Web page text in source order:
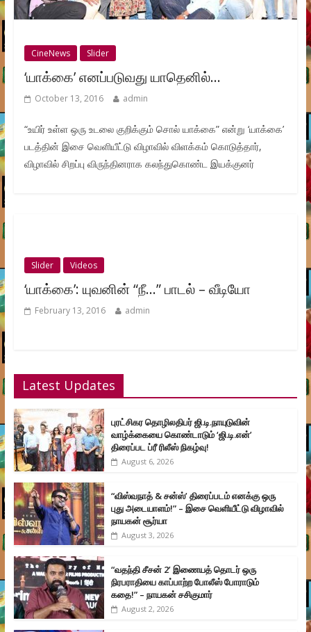
CineNews Slider
‘யாக்கை’ எனப்படுவது யாதெனில்…
October 13, 2016 admin
“உயிர் உள்ள ஒரு உடலை குறிக்கும் சொல் யாக்கை” என்று ‘யாக்கை’
படத்தின் இசை வெளியீட்டு விழாவில் விளக்கம் கொடுத்தார்,
விழாவில் சிறப்பு விருந்தினராக கலந்துகொண்ட இயக்குனர்
Slider Videos
‘யாக்கை’: யுவனின் “நீ…” பாடல் – வீடியோ
February 13, 2016 admin
Latest Updates
புரட்சிகர தொழிலதிபர் ஜி.டி.நாயுடுவின்
வாழ்க்கையை கொண்டாடும் ‘ஜி.டி.என்’
திரைப்பட ப்ரீ ரிலீஸ் நிகழ்வு!
August 6, 2026
“விஸ்வநாத் & சன்ஸ்’ திரைப்படம் எனக்கு ஒரு
புது அடையாளம்!” – இசை வெளியீட்டு விழாவில்
நாயகன் சூர்யா
August 3, 2026
“வதந்தி சீசன் 2’ இணையத் தொடர் ஒரு
நிரபராதியை காப்பாற்ற போலீஸ் போராடும்
கதை!” – நாயகன் சசிகுமார்
August 2, 2026